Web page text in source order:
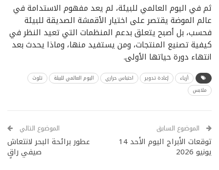
ثم في اليوم العالمي للبيئة، لم يعد مفهوم الاستدامة في
عالم الموضة يقتصر على اختيار الأقمشة الصديقة للبيئة
فحسب، بل أصبح يتعلق بدعم المنظمات التي تعيد النظر في
كيفية تصنيع المنتجات، ومن يستفيد منها، وماذا يحدث بعد
انتهاء دورة حياتها الأولى.
أزياء إعادة تدوير احتباس حراري اليوم العالمي للبيئة
تلوث
ملابس
الموضوع السابق
توقعات الأبراج اليوم الأحد 14
يونيو 2026
الموضوع التالي
عطور برائحة البحر لانتعاش
صيفي راقٍ